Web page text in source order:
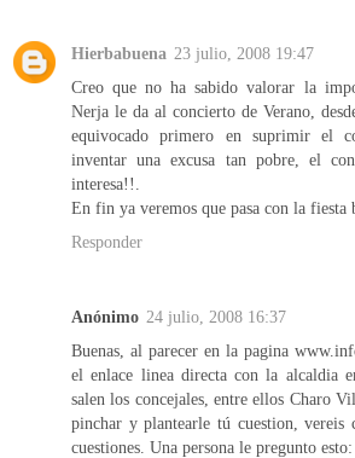
Hierbabuena 23 julio, 2008 19:47
Creo que no ha sabido valorar la
Nerja le da al concierto de Verano,
equivocado primero en suprimir el
inventar una excusa tan pobre, el
interesa!!.
En fin ya veremos que pasa con la fiesta
Responder
Anónimo 24 julio, 2008 16:37
Buenas, al parecer en la pagina
el enlace linea directa con la alcaldia
salen los concejales, entre ellos Charo
pinchar y plantearle tú cuestion, vereis
cuestiones. Una persona le pregunto esto: